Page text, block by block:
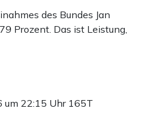
des Bundes Jan
Prozent. Das ist Leistung,
um 22:15 Uhr 165T